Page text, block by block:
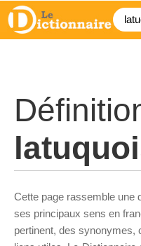
Cette page rassemble une
ses principaux sens en
pertinent, des synonymes,